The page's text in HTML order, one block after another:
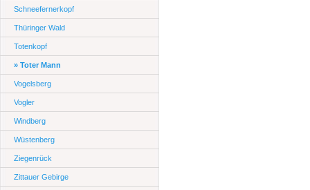
Schneefernerkopf
Thüringer Wald
Totenkopf
» Toter Mann
Vogelsberg
Vogler
Windberg
Wüstenberg
Ziegenrück
Zittauer Gebirge